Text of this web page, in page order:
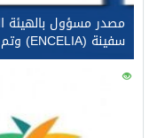
مصدر مسؤول بالهيئة
سفينة (ENCELIA) وتم اتخاذ الإجراءات اللازمة لتأمينها